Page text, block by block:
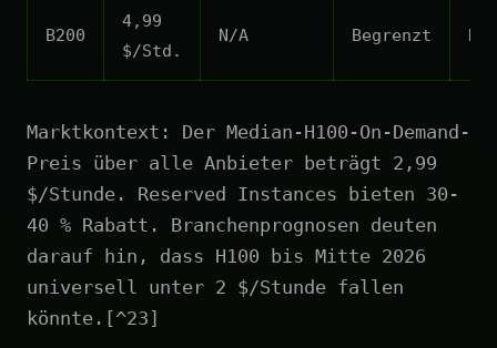
B200
4,99
$/Std.
N/A Begrenzt N/A
Marktkontext: Der Median-H100-On-Demand-
Preis über alle Anbieter beträgt 2,99
$/Stunde. Reserved Instances bieten 30-
40 % Rabatt. Branchenprognosen deuten
darauf hin, dass H100 bis Mitte 2026
universell unter 2 $/Stunde fallen
könnte.[^23]